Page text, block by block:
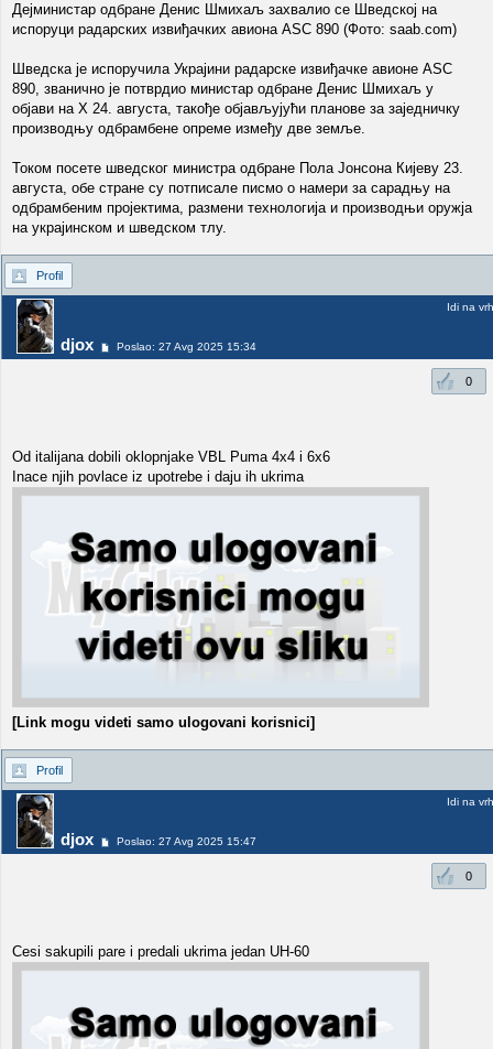
Дејминистар одбране Денис Шмихаљ захвалио се Шведској на
испоруци радарских извиђачких авиона ASC 890 (Фото: saab.com)
Шведска је испоручила Украјини радарске извиђачке авионе ASC
890, званично је потврдио министар одбране Денис Шмихаљ у
објави на X 24. августа, такође објављујући планове за заједничку
производњу одбрамбене опреме између две земље.
Током посете шведског министра одбране Пола Јонсона Кијеву 23.
августа, обе стране су потписале писмо о намери за сарадњу на
одбрамбеним пројектима, размени технологија и производњи оружја
на украјинском и шведском тлу.
Profil
djox Poslao: 27 Avg 2025 15:34
Idi na vrh
0
Od italijana dobili oklopnjake VBL Puma 4x4 i 6x6
Inace njih povlace iz upotrebe i daju ih ukrima
[Link mogu videti samo ulogovani korisnici]
Profil
djox Poslao: 27 Avg 2025 15:47
Idi na vrh
0
Cesi sakupili pare i predali ukrima jedan UH-60